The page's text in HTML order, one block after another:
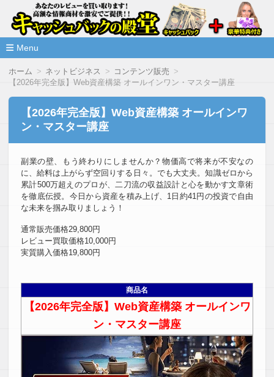
情報商材激安サイト・キャッシ
ュバックの殿堂
高額な情報商材をレビューを買い取ることで激安で購入できま
Menu
ホーム ネットビジネス
コンテンツ販売
【2026年完全版】Web資産構築 オールインワン・マスター講座
【2026年完全版】Web資産構築 オールインワ
ン・マスター講座
副業の壁、もう終わりにしませんか？物価高で将来が不安なの
に、給料は上がらず空回りする日々。でも大丈夫。知識ゼロから
累計500万超えのプロが、二刀流の収益設計と心を動かす文章術
を徹底伝授。今日から資産を積み上げ、1日約41円の投資で自由
な未来を掴み取りましょう！
通常販売価格29,800円
レビュー買取価格10,000円
実質購入価格19,800円
商品名
【2026年完全版】Web資産構築 オールインワ
ン・マスター講座